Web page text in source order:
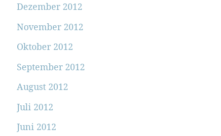
Dezember 2012
November 2012
Oktober 2012
September 2012
August 2012
Juli 2012
Juni 2012